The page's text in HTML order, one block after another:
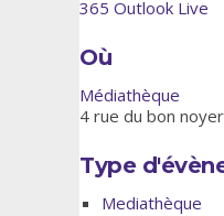
365 Outlook Live
Où
Médiathèque
4 rue du bon
Type
Mediathèque